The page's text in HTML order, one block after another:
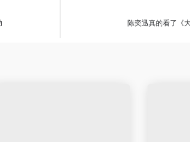
陈奕迅真的看了《